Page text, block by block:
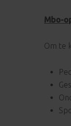
Mbo-
Om te